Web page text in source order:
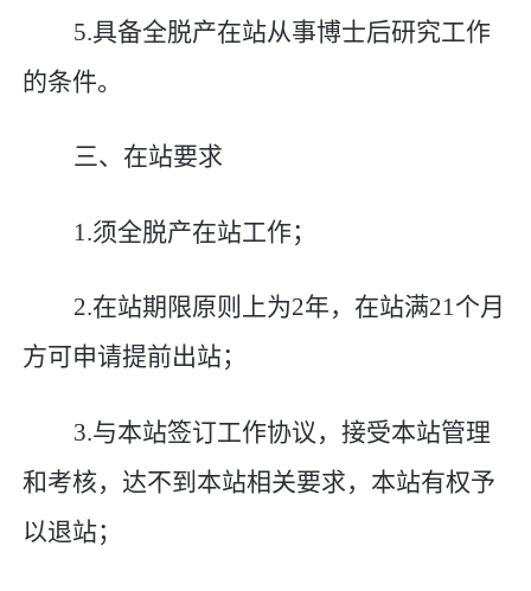
5.具备全脱产在站从事博士后研究工作
的条件。
三、在站要求
1.须全脱产在站工作；
2.在站期限原则上为2年，在站满21个月
方可申请提前出站；
3.与本站签订工作协议，接受本站管理
和考核，达不到本站相关要求，本站有权予
以退站；